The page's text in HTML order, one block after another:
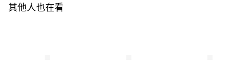
由本公司與您本人進行分期帳單所需資料之確認、核對及更正。
客戶支援中心」https://netprotections.freshdesk.com/support/home
免運費
其他人也在看